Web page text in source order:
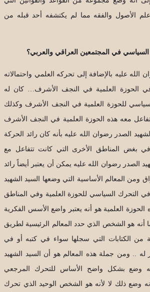
الأصول والفقه مما لم يكتشفه أحد قبله من
في المجتمعين العراقي والعربي؟
الله عليه بالإضافة إلى تحركه العلمي واحتمالاته
الحوزة العلمية في النجف الأشرف… كان له
للحوزة العلمية في النجف الأشرف وكذلك
معه هذه الحوزة العلمية في النجف الأشرف
الصدر رضوان الله عليه بأنه كان رائد الحركة
بغض المناطق الأخرى التي كانت تتفاعل مع
الصدر رضوان الله عليه يمكن أن يعتبر أيضاً رائد
ومن المعالم الأساسية التي وضعها السيد الشهيد
التحرك السياسي للحوزة العلمية وفي المناطق
العلمية هو أنه يعتبر واضع الأسس الفكرية
أنه هو الشخص الذي حدد المعالم الرئيسية لطريق
من الكتابات التي سجلها سواء في كتبه أو في
له .. ومن جملة هذه المعالم هو أن السيد الشهيد
وضع بشكل واضح الأساس للتحرك المرجعي
وضع ذلك لا لأنه هو الشخص الوحيد الذي تحرك